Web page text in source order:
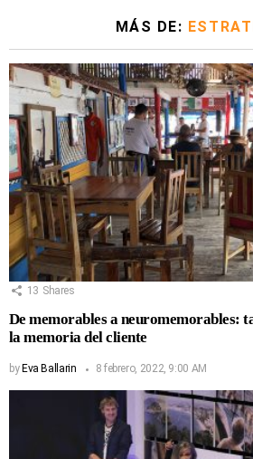
MÁS DE:
13 Shares
De memorables a neuromemorables:
la memoria del cliente
by Eva Ballarin 8 febrero, 2022, 9:00 AM